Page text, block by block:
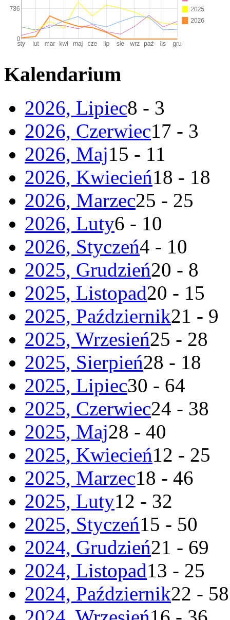
Kalendarium
2026, Lipiec8 - 3
2026, Czerwiec17 - 3
2026, Maj15 - 11
2026, Kwiecień18 - 18
2026, Marzec25 - 25
2026, Luty6 - 10
2026, Styczeń4 - 10
2025, Grudzień20 - 8
2025, Listopad20 - 15
2025, Październik21 - 9
2025, Wrzesień25 - 28
2025, Sierpień28 - 18
2025, Lipiec30 - 64
2025, Czerwiec24 - 38
2025, Maj28 - 40
2025, Kwiecień12 - 25
2025, Marzec18 - 46
2025, Luty12 - 32
2025, Styczeń15 - 50
2024, Grudzień21 - 69
2024, Listopad13 - 25
2024, Październik22 - 58